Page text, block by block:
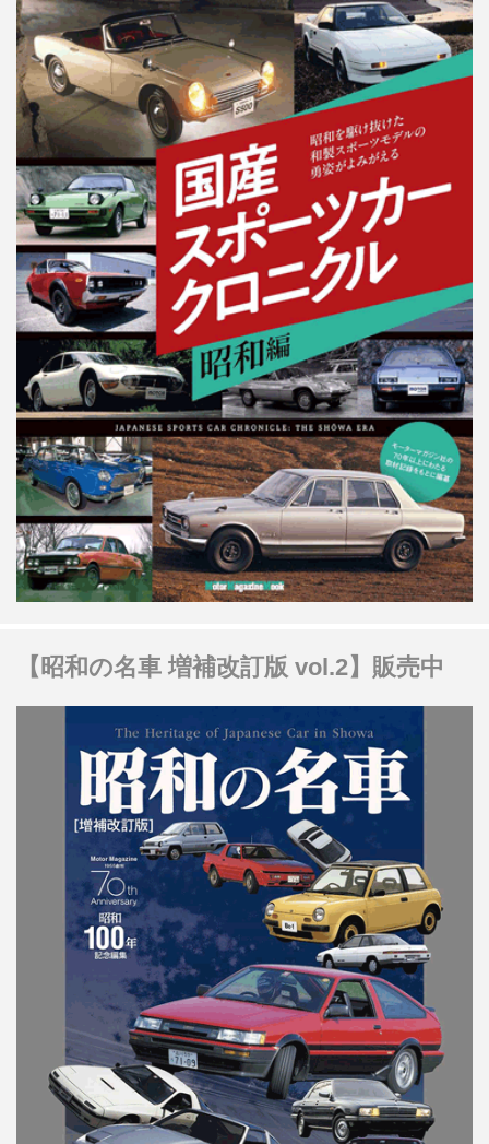
【昭和の名車 増補改訂版 vol.2】販売中